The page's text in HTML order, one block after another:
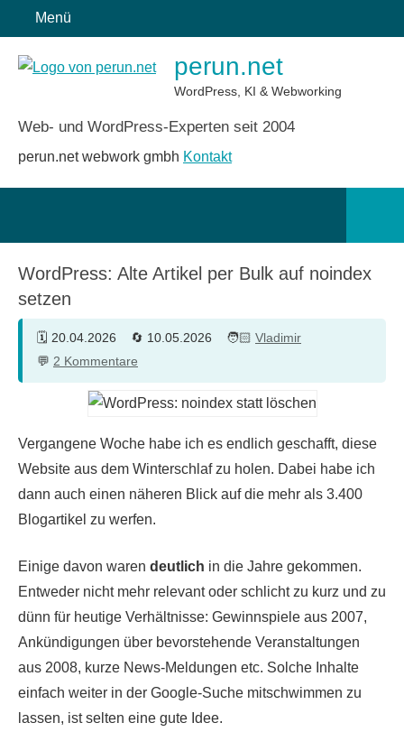
Inhalt
springen
Menü
perun.net
WordPress, KI & Webworking
Web- und WordPress-Experten seit 2004
perun.net webwork gmbh Kontakt
WordPress: Alte Artikel per Bulk auf noindex
setzen
20.04.2026 10.05.2026
Vladimir
2 Kommentare
Vergangene Woche habe ich es endlich geschafft, diese
Website aus dem Winterschlaf zu holen. Dabei habe ich
dann auch einen näheren Blick auf die mehr als 3.400
Blogartikel zu werfen.
Einige davon waren deutlich in die Jahre gekommen.
Entweder nicht mehr relevant oder schlicht zu kurz und zu
dünn für heutige Verhältnisse: Gewinnspiele aus 2007,
Ankündigungen über bevorstehende Veranstaltungen
aus 2008, kurze News-Meldungen etc. Solche Inhalte
einfach weiter in der Google-Suche mitschwimmen zu
lassen, ist selten eine gute Idee.